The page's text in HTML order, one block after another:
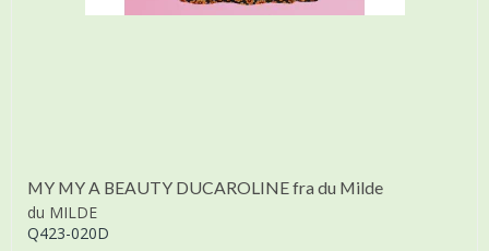
MY MY A BEAUTY DUCAROLINE fra du Milde
du MILDE
Q423-020D